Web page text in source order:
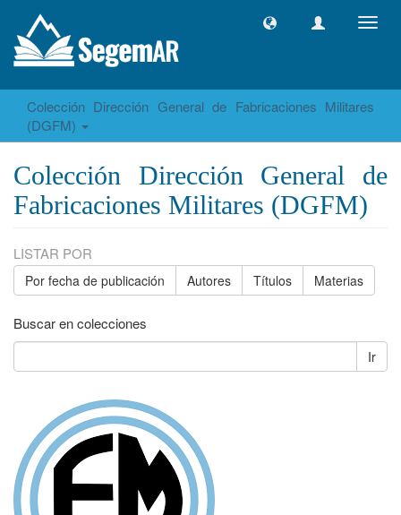
Colección Dirección General de Fabricaciones Militares
(DGFM)
Colección Dirección General de
Fabricaciones Militares (DGFM)
LISTAR POR
Por fecha de publicación Autores Títulos Materias
Buscar en colecciones
Ir